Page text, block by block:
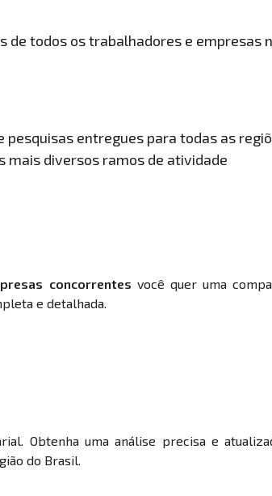
de todos os trabalhadores e empresas
pesquisas entregues para todas as
mais diversos ramos de atividade
concorrentes você quer uma
e detalhada.
Obtenha uma análise precisa e
do Brasil.